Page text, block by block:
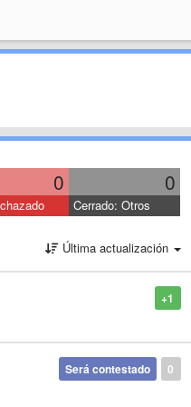
0 0
Cerrado: Otros
Última actualización
+1
0
Será contestado